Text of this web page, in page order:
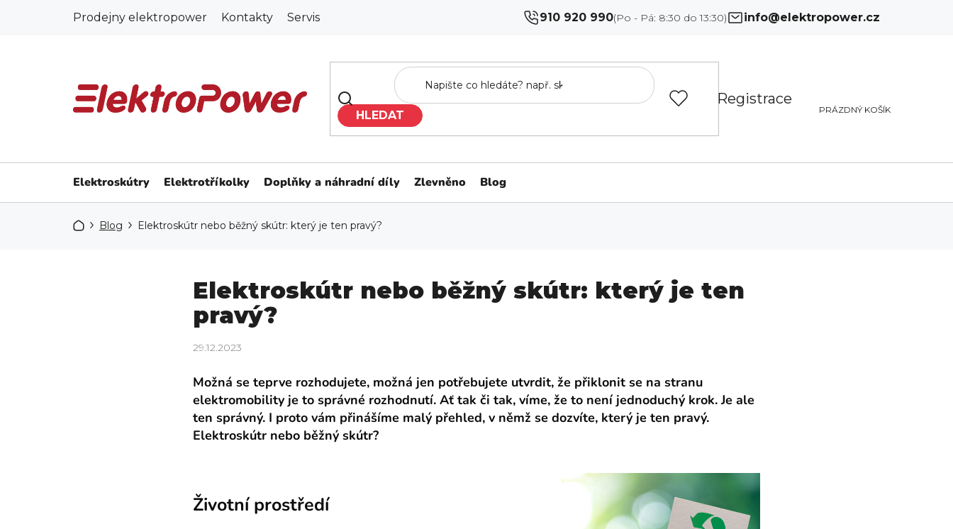
Prodejny elektropower Kontakty Servis info@elektropower.cz
910 920 990
HLEDAT
Registrace
PRÁZDNÝ KOŠÍK
Elektroskútry Elektrotříkolky Doplňky a náhradní díly Zlevněno Blog
DomůBlog Elektroskútr nebo běžný skútr: který je ten pravý?
Elektroskútr nebo běžný skútr: který je ten
pravý?
29.12.2023
Možná se teprve rozhodujete, možná jen potřebujete utvrdit, že přiklonit se na stranu
elektromobility je to správné rozhodnutí. Ať tak či tak, víme, že to není jednoduchý krok. Je ale
ten správný. I proto vám přinášíme malý přehled, v němž se dozvíte, který je ten pravý.
Elektroskútr nebo běžný skútr?
Životní prostředí